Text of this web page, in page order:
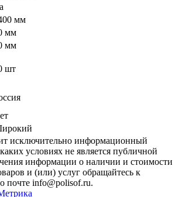
мм
мм
мм
шт
исключительно информационный
условиях не является публичной
информации о наличии и стоимости
и (или) услуг обращайтесь к
почте info@polisof.ru.